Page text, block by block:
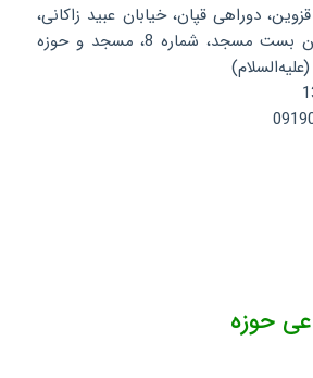
دوراهی قپان، خیابان عبید زاکانی،
روبروی کانون میثم، بن بست مسجد، شماره 8، مسجد و حوزه
حوزه